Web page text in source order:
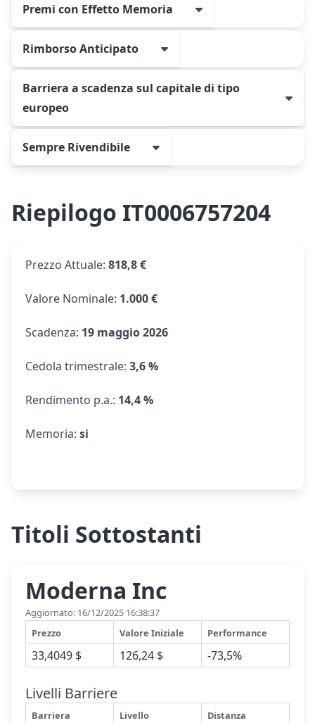
Premi con Effetto Memoria
Rimborso Anticipato
Barriera a scadenza sul capitale di tipo
europeo
Sempre Rivendibile
Riepilogo IT0006757204
Prezzo Attuale: 818,8 €
Valore Nominale: 1.000 €
Scadenza: 19 maggio 2026
Cedola trimestrale: 3,6 %
Rendimento p.a.: 14,4 %
Memoria: si
Titoli Sottostanti
Moderna Inc
Aggiornato: 16/12/2025 16:38:37
Prezzo
Valore Iniziale Performance
33,4049 $ 126,24 $ -73,5%
Livelli Barriere
Barriera
Livello Distanza